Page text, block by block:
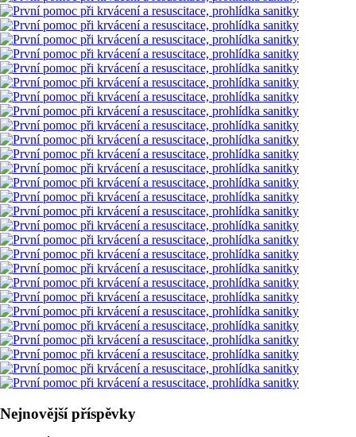
Nejnovější příspěvky